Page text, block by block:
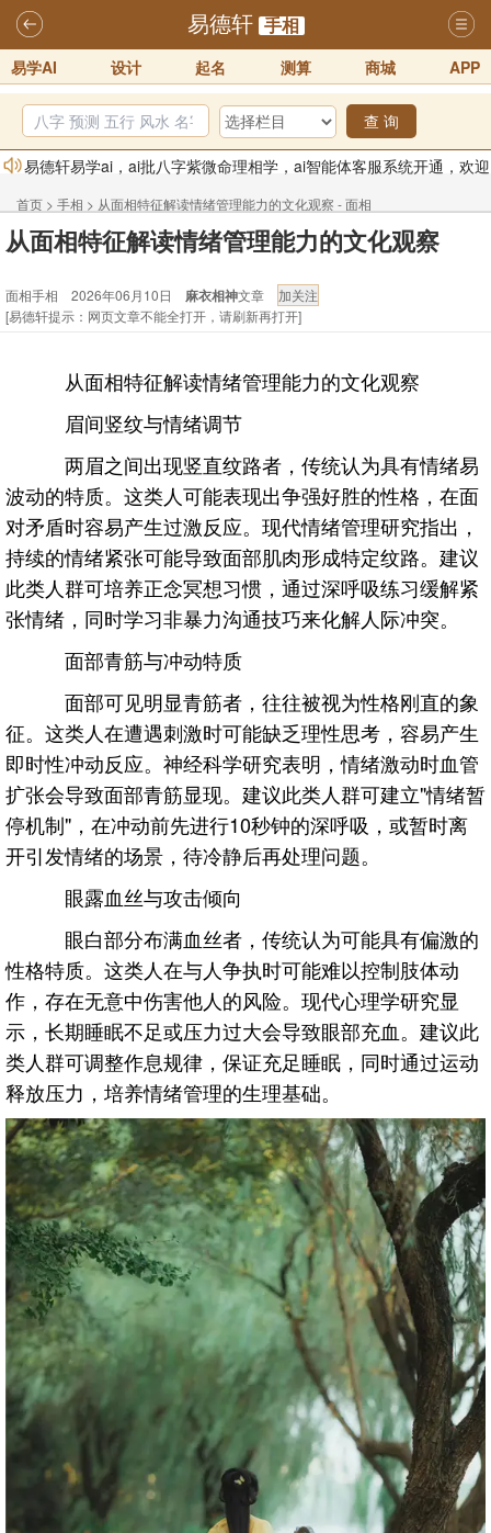
易德轩 手相
易学AI 设计 起名 测算 商城 APP
查 询
易德轩易学ai，ai批八字紫微命理相学，ai智能体客服系统开通，欢迎
体验！！
2025-07-01
易德轩网重构及升能完成，欢迎大家来体验新程序及感觉！！
2026年化太岁锦囊属马、鼠、牛、龙、兔、狗、鸡生肖化太岁开始预
订！！
2025-10-01
易德轩首席风水大师铁笔居士简介！！
2021-9-2
易德轩通告：本网站易德轩商标及LOGO注册声明
首页 > 手相 > 从面相特征解读情绪管理能力的文化观察 - 面相
手相
从面相特征解读情绪管理能力的文化观察
面相手相 2026年06月10日 麻衣相神文章
[易德轩提示：网页文章不能全打开，请刷新再打开]
从面相特征解读情绪管理能力的文化观察
眉间竖纹与情绪调节
两眉之间出现竖直纹路者，传统认为具有情绪易
波动的特质。这类人可能表现出争强好胜的性格，在面
对矛盾时容易产生过激反应。现代情绪管理研究指出，
持续的情绪紧张可能导致面部肌肉形成特定纹路。建议
此类人群可培养正念冥想习惯，通过深呼吸练习缓解紧
张情绪，同时学习非暴力沟通技巧来化解人际冲突。
面部青筋与冲动特质
面部可见明显青筋者，往往被视为性格刚直的象
征。这类人在遭遇刺激时可能缺乏理性思考，容易产生
即时性冲动反应。神经科学研究表明，情绪激动时血管
扩张会导致面部青筋显现。建议此类人群可建立"情绪暂
停机制"，在冲动前先进行10秒钟的深呼吸，或暂时离
开引发情绪的场景，待冷静后再处理问题。
眼露血丝与攻击倾向
眼白部分布满血丝者，传统认为可能具有偏激的
性格特质。这类人在与人争执时可能难以控制肢体动
作，存在无意中伤害他人的风险。现代心理学研究显
示，长期睡眠不足或压力过大会导致眼部充血。建议此
类人群可调整作息规律，保证充足睡眠，同时通过运动
释放压力，培养情绪管理的生理基础。